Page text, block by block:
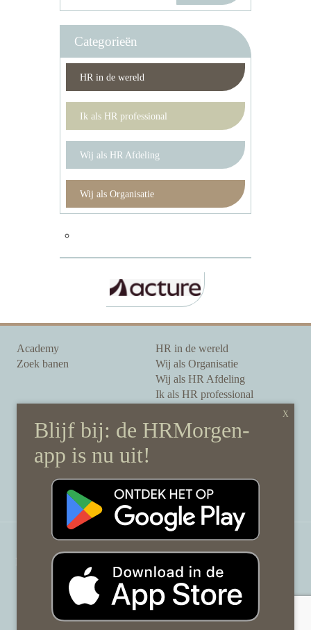
Categorieën
HR in de wereld
Ik als HR professional
Wij als HR Afdeling
Wij als Organisatie
Academy
Zoek banen
HR in de wereld
Wij als Organisatie
Wij als HR Afdeling
Ik als HR professional
Onze auteurs
Onze partners
Sponsoring
Over HRMorgen
Disclaimer & gedragscode
HRMorgen.nl